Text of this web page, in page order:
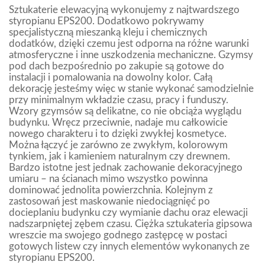
Sztukaterie elewacyjną wykonujemy z najtwardszego
styropianu EPS200. Dodatkowo pokrywamy
specjalistyczną mieszanką kleju i chemicznych
dodatków, dzięki czemu jest odporna na różne warunki
atmosferyczne i inne uszkodzenia mechaniczne. Gzymsy
pod dach bezpośrednio po zakupie są gotowe do
instalacji i pomalowania na dowolny kolor. Całą
dekorację jesteśmy więc w stanie wykonać samodzielnie
przy minimalnym wkładzie czasu, pracy i funduszy.
Wzory gzymsów są delikatne, co nie obciąża wyglądu
budynku. Wręcz przeciwnie, nadaje mu całkowicie
nowego charakteru i to dzięki zwykłej kosmetyce.
Można łączyć je zarówno ze zwykłym, kolorowym
tynkiem, jak i kamieniem naturalnym czy drewnem.
Bardzo istotne jest jednak zachowanie dekoracyjnego
umiaru – na ścianach mimo wszystko powinna
dominować jednolita powierzchnia. Kolejnym z
zastosowań jest maskowanie niedociągnięć po
docieplaniu budynku czy wymianie dachu oraz elewacji
nadszarpniętej zębem czasu. Ciężka sztukateria gipsowa
wreszcie ma swojego godnego zastępcę w postaci
gotowych listew czy innych elementów wykonanych ze
styropianu EPS200.